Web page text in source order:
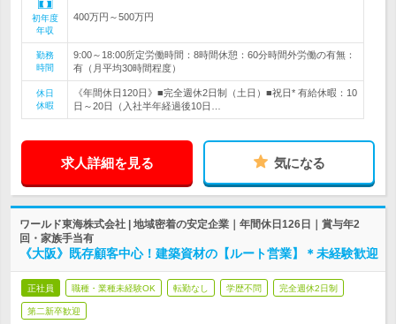
初年度
年収
400万円～500万円
勤務
時間
9:00～18:00所定労働時間：8時間休憩：60分時間外労働の有無：
有（月平均30時間程度）
休日
休暇
《年間休日120日》■完全週休2日制（土日）■祝日* 有給休暇：10
日～20日（入社半年経過後10日…
求人詳細を見る 気になる
ワールド東海株式会社 | 地域密着の安定企業｜年間休日126日｜賞与年2
回・家族手当有
《大阪》既存顧客中心！建築資材の【ルート営業】＊未経験歓迎
正社員 職種・業種未経験OK 転勤なし 学歴不問 完全週休2日制
第二新卒歓迎